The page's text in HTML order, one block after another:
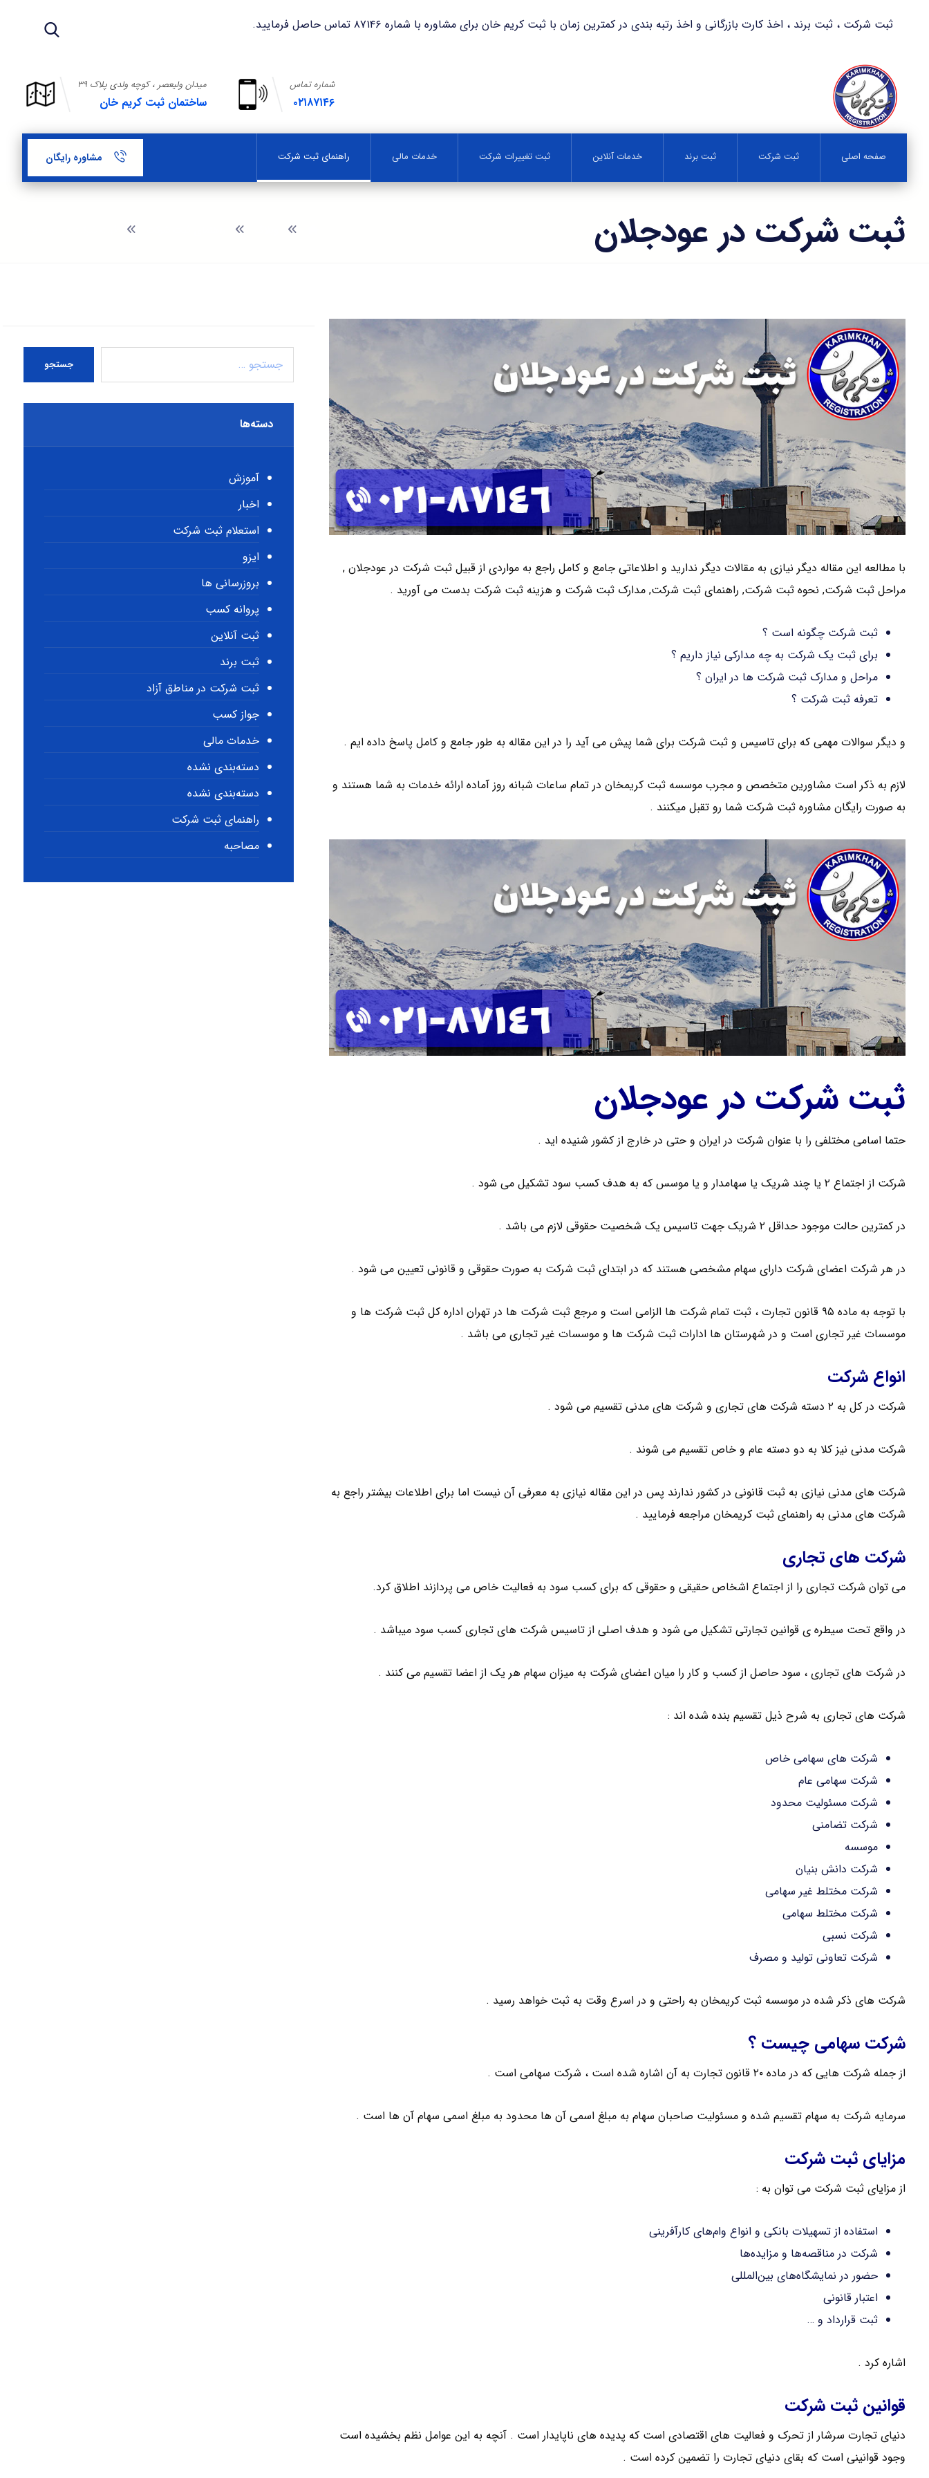
ثبت شرکت ، ثبت برند ، اخذ کارت بازرگانی و اخذ رتبه بندی در کمترین زمان با ثبت کریم خان برای مشاوره با شماره ۸۷۱۴۶ تماس حاصل فرمایید.
میدان ولیعصر ، کوچه ولدی پلاک ۳۹
ساختمان ثبت کریم خان
شماره تماس
۰۲۱۸۷۱۴۶
صفحه اصلی ثبت شرکت ثبت برند خدمات آنلاین ثبت تغییرات شرکت خدمات مالی راهنمای ثبت شرکت مشاوره رایگان
ثبت شرکت در عودجلان
با مطالعه این مقاله دیگر نیازی به مقالات دیگر ندارید و اطلاعاتی جامع و کامل راجع به مواردی از قبیل ثبت شرکت در عودجلان ,
مراحل ثبت شرکت, نحوه ثبت شرکت, راهنمای ثبت شرکت, مدارک ثبت شرکت و هزینه ثبت شرکت بدست می آورید .
ثبت شرکت چگونه است ؟
برای ثبت یک شرکت به چه مدارکی نیاز داریم ؟
مراحل و مدارک ثبت شرکت ها در ایران ؟
تعرفه ثبت شرکت ؟
و دیگر سوالات مهمی که برای تاسیس و ثبت شرکت برای شما پیش می آید را در این مقاله به طور جامع و کامل پاسخ داده ایم .
لازم به ذکر است مشاورین متخصص و مجرب موسسه ثبت کریمخان در تمام ساعات شبانه روز آماده ارائه خدمات به شما هستند و
به صورت رایگان مشاوره ثبت شرکت شما رو تقبل میکنند .
ثبت شرکت در عودجلان
حتما اسامی مختلفی را با عنوان شرکت در ایران و حتی در خارج از کشور شنیده اید .
شرکت از اجتماع ۲ یا چند شریک یا سهامدار و یا موسس که به هدف کسب سود تشکیل می شود .
در کمترین حالت موجود حداقل ۲ شریک جهت تاسیس یک شخصیت حقوقی لازم می باشد .
در هر شرکت اعضای شرکت دارای سهام مشخصی هستند که در ابتدای ثبت شرکت به صورت حقوقی و قانونی تعیین می شود .
با توجه به ماده ۹۵ قانون تجارت ، ثبت تمام شرکت ها الزامی است و مرجع ثبت شرکت ها در تهران اداره کل ثبت شرکت ها و
موسسات غیر تجاری است و در شهرستان ها ادارات ثبت شرکت ها و موسسات غیر تجاری می باشد .
انواع شرکت
شرکت در کل به ۲ دسته شرکت های تجاری و شرکت های مدنی تقسیم می شود .
شرکت مدنی نیز کلا به دو دسته عام و خاص تقسیم می شوند .
شرکت های مدنی نیازی به ثبت قانونی در کشور ندارند پس در این مقاله نیازی به معرفی آن نیست اما برای اطلاعات بیشتر راجع به
شرکت های مدنی به راهنمای ثبت کریمخان مراجعه فرمایید .
شرکت های تجاری
می توان شرکت تجاری را از اجتماع اشخاص حقیقی و حقوقی که برای کسب سود به فعالیت خاص می پردازند اطلاق کرد.
در واقع تحت سیطره ی قوانین تجارتی تشکیل می شود و هدف اصلی از تاسیس شرکت های تجاری کسب سود میباشد .
در شرکت های تجاری ، سود حاصل از کسب و کار را میان اعضای شرکت به میزان سهام هر یک از اعضا تقسیم می کنند .
شرکت های تجاری به شرح ذیل تقسیم بنده شده اند :
شرکت های سهامی خاص
شرکت سهامی عام
شرکت مسئولیت محدود
شرکت تضامنی
موسسه
شرکت دانش بنیان
شرکت مختلط غیر سهامی
شرکت مختلط سهامی
شرکت نسبی
شرکت تعاونی تولید و مصرف
شرکت های ذکر شده در موسسه ثبت کریمخان به راحتی و در اسرع وقت به ثبت خواهد رسید .
شرکت سهامی چیست ؟
از جمله شرکت هایی که در ماده ۲۰ قانون تجارت به آن اشاره شده است ، شرکت سهامی است .
سرمایه شرکت به سهام تقسیم شده و مسئولیت صاحبان سهام به مبلغ اسمی آن ها محدود به مبلغ اسمی سهام آن ها است .
مزایای ثبت شرکت
از مزایای ثبت شرکت می توان به :
استفاده از تسهیلات بانکی و انواع وام‌های کارآفرینی
شرکت در مناقصه‌ها و مزایده‌ها
حضور در نمایشگاه‌های بین‌المللی
اعتبار قانونی
ثبت قرارداد و …
اشاره کرد .
قوانین ثبت شرکت
دنیای تجارت سرشار از تحرک و فعالیت های اقتصادی است که پدیده های ناپایدار است . آنچه به این عوامل نظم بخشیده است
وجود قوانینی است که بقای دنیای تجارت را تضمین کرده است .
جستجو
دسته‌ها
آموزش
اخبار
استعلام ثبت شرکت
ایزو
بروزرسانی ها
پروانه کسب
ثبت آنلاین
ثبت برند
ثبت شرکت در مناطق آزاد
جواز کسب
خدمات مالی
دسته‌بندی نشده
دسته‌بندی نشده
راهنمای ثبت شرکت
مصاحبه